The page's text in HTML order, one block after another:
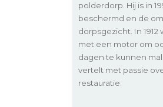
polderdorp. Hij is in
beschermd en de
dorpsgezicht. In
met een motor om
dagen te kunnen
vertelt met passie
restauratie.